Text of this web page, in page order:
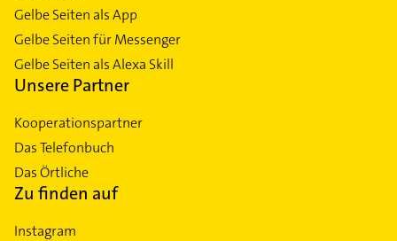
Gelbe Seiten als App
Gelbe Seiten für Messenger
Gelbe Seiten als Alexa Skill
Unsere Partner
Kooperationspartner
Das Telefonbuch
Das Örtliche
Zu finden auf
Instagram